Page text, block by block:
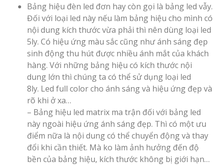
Bảng hiệu đèn led đơn hay còn gọi là bảng led vẫy.
Đối với loại led này nếu làm bảng hiệu cho mình có
nội dung kích thước vừa phải thì nên dùng loại led
5ly. Có hiệu ứng màu sắc cũng như ánh sáng đẹp
sinh động thu hút được nhiều ánh mắt của khách
hàng. Với những bảng hiệu có kích thước nội
dung lớn thì chúng ta có thể sử dụng loại led
8ly. Led full color cho ánh sáng và hiệu ứng đẹp và
rõ khi ở xa…
– Bảng hiệu led matrix ma trận đối với bảng led
này ngoài hiệu ứng ánh sáng đẹp. Thì có một ưu
điểm nữa là nội dung có thể chuyển động và thay
đổi khi cần thiết. Mà ko làm ảnh hưởng đến độ
bền của bảng hiệu, kích thước không bị giới hạn…